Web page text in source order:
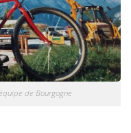
de Bourgogne